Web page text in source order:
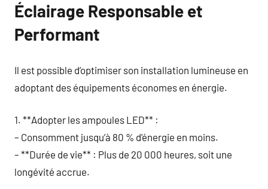
Éclairage Responsable et
Performant
Il est possible d’optimiser son installation lumineuse en
adoptant des équipements économes en énergie.
1. **Adopter les ampoules LED** :
– Consomment jusqu’à 80 % d’énergie en moins.
– **Durée de vie** : Plus de 20 000 heures, soit une
longévité accrue.